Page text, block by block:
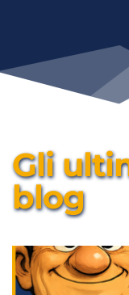
Gli
blog